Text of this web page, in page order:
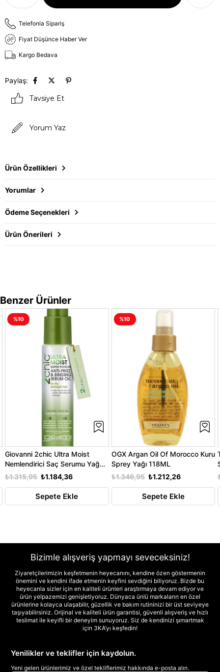
Telefonla Sipariş
Fiyat Düşünce Haber Ver
Kargo Bedava
Paylaş:
Tavsiye Et
Yorum Yaz
Ürün Özellikleri
Yorumlar
Ödeme Seçenekleri
Ürün Önerileri
Benzer Ürünler
Giovanni 2chic Ultra Moist
Nemlendirici Saç Serumu Yağ
81ML
₺1.184,36
₺1.315,95
Sepete Ekle
%10
OGX Argan Oil Of Morocco Kuru
Sprey Yağı 118ML
₺1.212,26
₺1.346,95
Sepete Ekle
%10
Bizimle alışveriş yapmayı seveceksiniz!
Ziyaretçilerimizin keşfetmenin heyecanını, kendine özen göstermenin
önemini ve kendini ifade etmenin keyfini sevdiğini biliyoruz. Bizde bu
heyecanla sizler için en kaliteli ürünleri araştırmaya devam ediyor ve
ürün yelpazemizi genişletiyoruz. Dünyaca ünlü markaların en özel
ürünlerine kolayca ulaşabilir, güzellik ve bakım rutininizi bir üst seviyeye
taşıyabilirsiniz. Orijinal ve kaliteli ürün garantisi, güvenli alışveriş ve hızlı
teslimat ile keyifli bir deneyim sunuyoruz. Siz de kendinizi şımartmak
için 3KA’yı keşfedin!
Yenilikler ve teklifler için kaydolun.
Yeni gelen ürünlerimiz ve özel tekliflerimiz hakkında e-posta alın.